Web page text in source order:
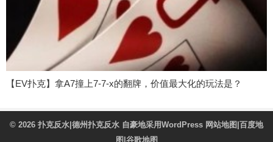
【EV扑克】拿A7撞上7-7-x的翻牌，价值最大化的玩法是？
© 2026 扑克反水|德州扑克反水 自豪地采用WordPress 网站地图 百度地
图 谷歌地图